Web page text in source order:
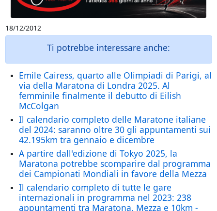
18/12/2012
Ti potrebbe interessare anche:
Emile Cairess, quarto alle Olimpiadi di Parigi, al
via della Maratona di Londra 2025. Al
femminile finalmente il debutto di Eilish
McColgan
Il calendario completo delle Maratone italiane
del 2024: saranno oltre 30 gli appuntamenti sui
42.195km tra gennaio e dicembre
A partire dall'edizione di Tokyo 2025, la
Maratona potrebbe scomparire dal programma
dei Campionati Mondiali in favore della Mezza
Il calendario completo di tutte le gare
internazionali in programma nel 2023: 238
appuntamenti tra Maratona, Mezza e 10km -